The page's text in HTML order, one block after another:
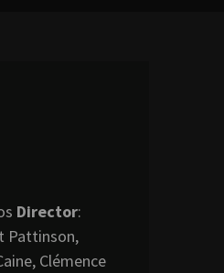
Director:
Pattinson,
Clémence